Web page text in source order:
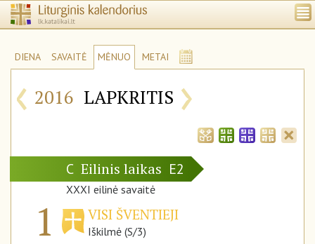
DIENA SAVAITĖ MĖNUO METAI
‹ 2016 LAPKRITIS ›
C Eilinis laikas E2
XXXI eilinė savaitė
1 VISI ŠVENTIEJI
Iškilmė (S/3)